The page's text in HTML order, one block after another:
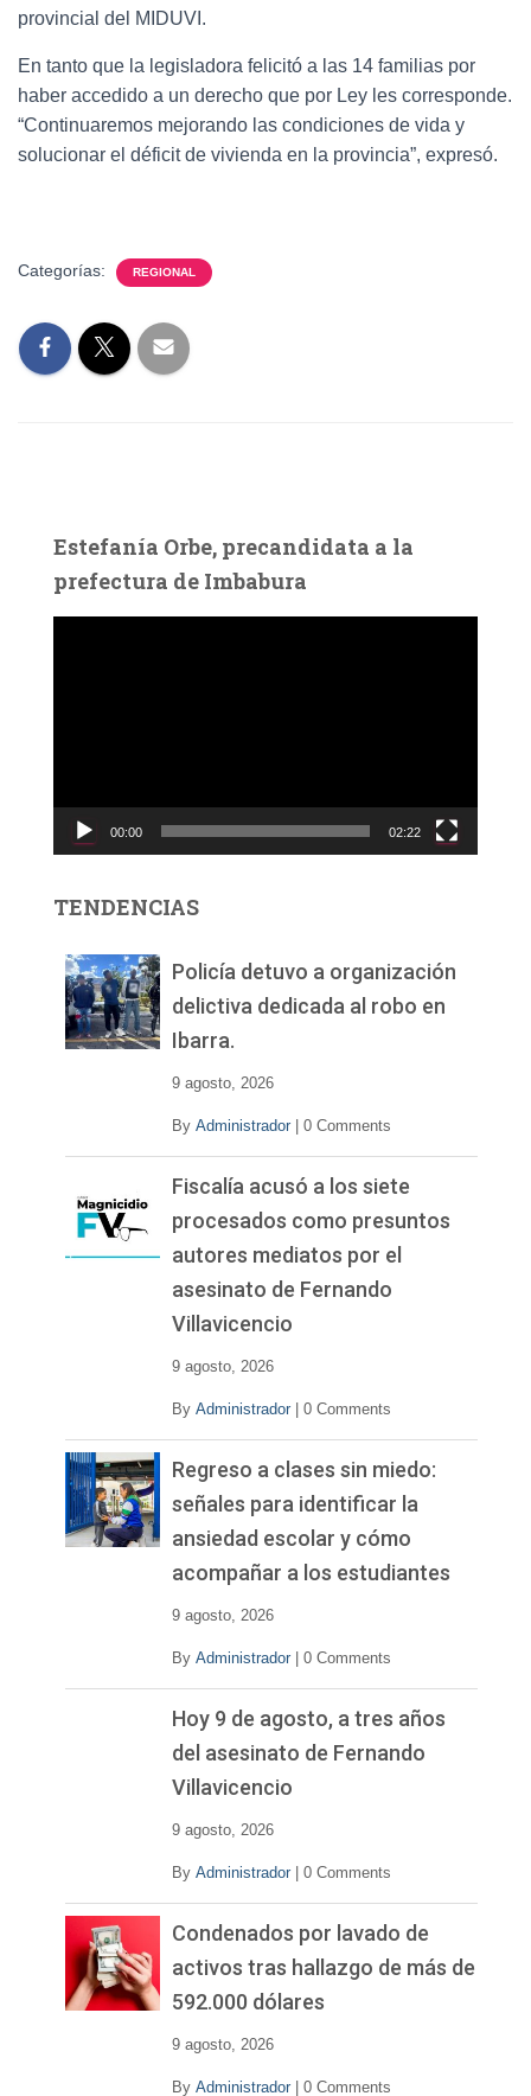
provincial del MIDUVI.
En tanto que la legisladora felicitó a las 14 familias por
haber accedido a un derecho que por Ley les corresponde.
“Continuaremos mejorando las condiciones de vida y
solucionar el déficit de vivienda en la provincia”, expresó.
Categorías: REGIONAL
Estefanía Orbe, precandidata a la
prefectura de Imbabura
c
d
00:00 02:22
TENDENCIAS
Policía detuvo a organización
delictiva dedicada al robo en
Ibarra.
9 agosto, 2026
By Administrador 0 Comments
Fiscalía acusó a los siete
procesados como presuntos
autores mediatos por el
asesinato de Fernando
Villavicencio
9 agosto, 2026
By Administrador 0 Comments
Regreso a clases sin miedo:
señales para identificar la
ansiedad escolar y cómo
acompañar a los estudiantes
9 agosto, 2026
By Administrador 0 Comments
Hoy 9 de agosto, a tres años
del asesinato de Fernando
Villavicencio
9 agosto, 2026
By Administrador 0 Comments
Condenados por lavado de
activos tras hallazgo de más de
592.000 dólares
9 agosto, 2026
By Administrador 0 Comments